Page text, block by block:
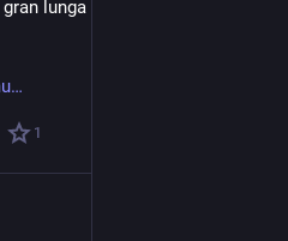
lunga la fantasia delle
1